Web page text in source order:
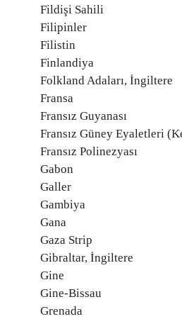
Fildişi Sahili
Filipinler
Filistin
Finlandiya
Folkland Adaları, İngiltere
Fransa
Fransız Guyanası
Fransız Güney Eyaletleri
Fransız Polinezyası
Gabon
Galler
Gambiya
Gana
Gaza Strip
Gibraltar, İngiltere
Gine
Gine-Bissau
Grenada